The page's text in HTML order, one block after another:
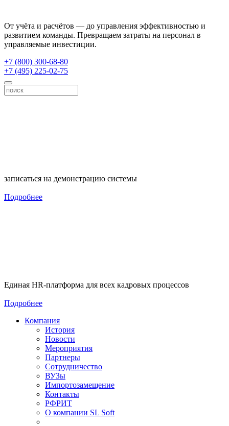
От учёта и расчётов — до управления эффективностью и
развитием команды. Превращаем затраты на персонал в
управляемые инвестиции.
+7 (800) 300-68-80
+7 (495) 225-02-75
записаться на демонстрацию системы
Подробнее
Единая HR-платформа для всех кадровых процессов
Подробнее
Компания
История
Новости
Мероприятия
Партнеры
Сотрудничество
ВУЗы
Импортозамещение
Контакты
РФРИТ
О компании SL Soft